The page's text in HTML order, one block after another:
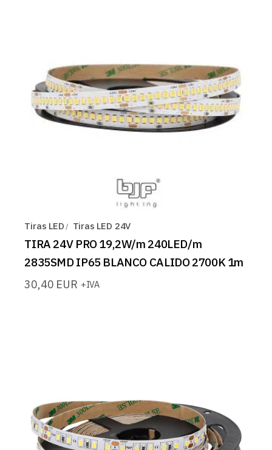
Tiras LED Tiras LED 24V
TIRA 24V PRO 19,2W/m 240LED/m
2835SMD IP65 BLANCO CALIDO 2700K 1m
30,40 EUR +IVA